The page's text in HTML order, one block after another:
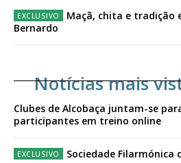
Maçã, chita e tradição
Bernardo
Notícias mais
Clubes de Alcobaça juntam-se
participantes em treino online
Sociedade Filarmónica